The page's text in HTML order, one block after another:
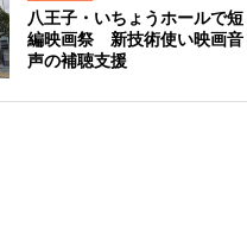
八王子・いちょうホールで短
編映画祭 新技術使い映画音
声の補聴支援